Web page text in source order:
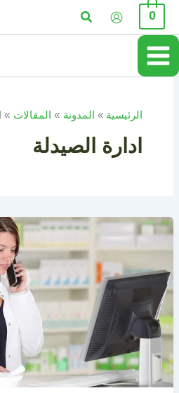
تخطي
المحتوى
0 البحث
الرئيسية المدونة المقالات
ادارة الصيدلة